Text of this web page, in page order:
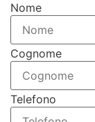
Nome
Cognome
Telefono